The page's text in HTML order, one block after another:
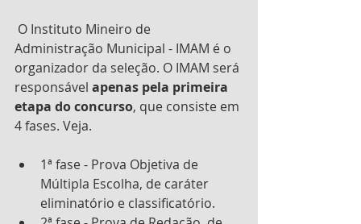
Administração Municipal - IMAM é o
organizador da seleção. O IMAM será
responsável apenas pela primeira
etapa do concurso, que consiste em
4 fases. Veja.
1ª fase - Prova Objetiva de
Múltipla Escolha, de caráter
eliminatório e classificatório.